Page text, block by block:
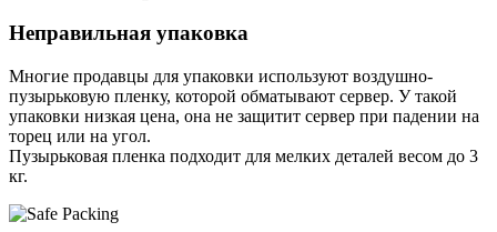
Неправильная упаковка
Многие продавцы для упаковки используют воздушно-
пузырьковую пленку, которой обматывают сервер. У такой
упаковки низкая цена, она не защитит сервер при падении на
торец или на угол.
Пузырьковая пленка подходит для мелких деталей весом до 3
кг.